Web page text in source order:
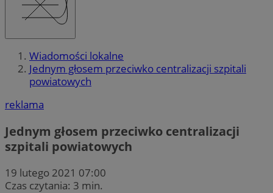
Wiadomości lokalne
Jednym głosem przeciwko centralizacji szpitali
powiatowych
reklama
Jednym głosem przeciwko centralizacji
szpitali powiatowych
19 lutego 2021 07:00
Czas czytania: 3 min.